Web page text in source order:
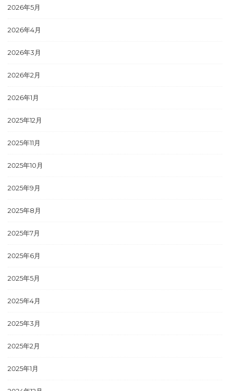
2026年5月
2026年4月
2026年3月
2026年2月
2026年1月
2025年12月
2025年11月
2025年10月
2025年9月
2025年8月
2025年7月
2025年6月
2025年5月
2025年4月
2025年3月
2025年2月
2025年1月